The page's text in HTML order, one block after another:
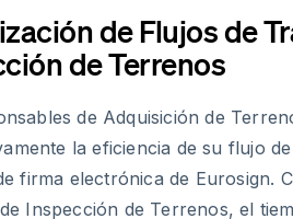
de Flujos de
de Terrenos
de Adquisición de
la eficiencia de su flujo
firma electrónica de Eurosign.
Inspección de Terrenos, el